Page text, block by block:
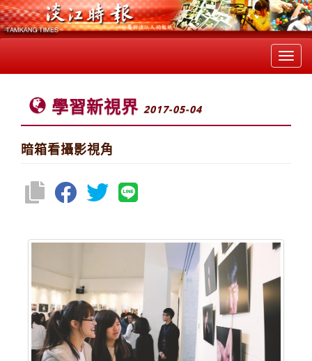
學習新視界 2017-05-04
暗箱看攝影視角